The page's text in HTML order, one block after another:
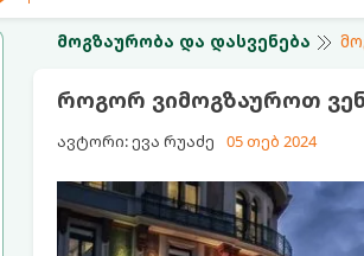
მოგზაურობა და დასვენება
როგორ ვიმოგზაუროთ
ავტორი: ევა რუაძე 05 თებ 2024